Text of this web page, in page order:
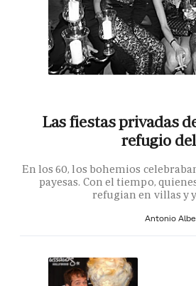
Las fiestas privadas
refugio
En los 60, los bohemios
payesas. Con el tiempo,
refugian en villas y
Antonio